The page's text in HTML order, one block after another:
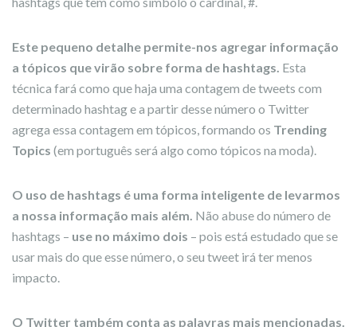
Este pequeno detalhe permite-nos agregar informação
a tópicos que virão sobre forma de hashtags. Esta
técnica fará como que haja uma contagem de tweets com
determinado hashtag e a partir desse número o Twitter
agrega essa contagem em tópicos, formando os Trending
Topics (em português será algo como tópicos na moda).
O uso de hashtags é uma forma inteligente de levarmos
a nossa informação mais além. Não abuse do número de
hashtags – use no máximo dois – pois está estudado que se
usar mais do que esse número, o seu tweet irá ter menos
impacto.
O Twitter também conta as palavras mais mencionadas.